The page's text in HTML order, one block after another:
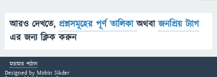
আরও দেখতে, প্রশ্নসমূহের পূর্ণ তালিকাঅথবাজনপ্রিয় ট্যাগ
এর জন্য ক্লিক করুন
মতামত পাঠান
Designed by Mobin Sikder